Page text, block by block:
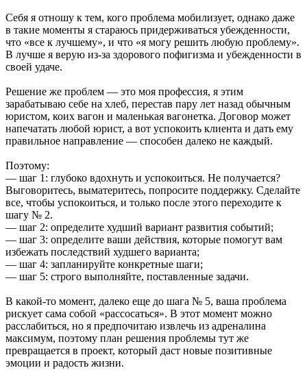
Себя я отношу к тем, кого проблема мобилизует, однако даже
в такие моменты я стараюсь придерживаться убежденности,
что «все к лучшему», и что «я могу решить любую проблему».
В лучше я верую из-за здорового пофигизма и убежденности в
своей удаче.
Решение же проблем — это моя профессия, я этим
зарабатываю себе на хлеб, перестав пару лет назад обычным
юристом, коих вагон и маленькая вагонетка. Договор может
напечатать любой юрист, а вот успокоить клиента и дать ему
правильное направление — способен далеко не каждый.
Поэтому:
— шаг 1: глубоко вдохнуть и успокоиться. Не получается?
Выговоритесь, выматеритесь, попросите поддержку. Сделайте
все, чтобы успокоиться, и только после этого переходите к
шагу № 2.
— шаг 2: определите худший вариант развития событий;
— шаг 3: определите ваши действия, которые помогут вам
избежать последствий худшего варианта;
— шаг 4: запланируйте конкретные шаги;
— шаг 5: строго выполняйте, поставленные задачи.
В какой-то момент, далеко еще до шага № 5, ваша проблема
рискует сама собой «рассосаться». В этот момент можно
расслабиться, но я предпочитаю извлечь из адреналина
максимум, поэтому план решения проблемы тут же
превращается в проект, который даст новые позитивные
эмоции и радость жизни.